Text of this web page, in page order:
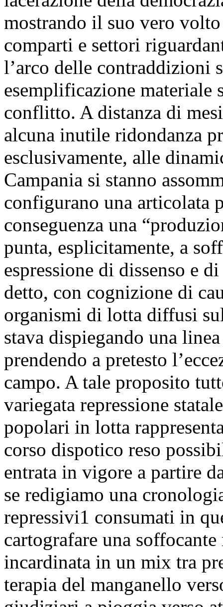
mostrando il suo vero
comparti e settori
l’arco delle contraddizioni
esemplificazione
conflitto. A distanza di
alcuna inutile ridondanza
esclusivamente, alle
Campania si stanno
configurano una articolata
conseguenza una
punta, esplicitamente, a
espressione di dissenso e
detto, con cognizione di
organismi di lotta diffusi
stava dispiegando una
prendendo a pretesto
campo. A tale proposito
variegata repressione
popolari in lotta
corso dispotico reso
entrata in vigore a partire
se redigiamo una
repressivi1 consumati in
cartografare una
incardinata in un mix tra
terapia del manganello